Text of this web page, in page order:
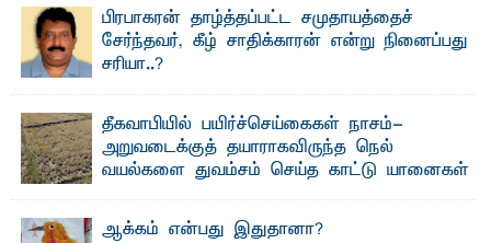
பாண்டிருப்பு ...பிரபாகரன் தாழ்த்தப்பட்ட சமுதாயத்தைச்
சேர்ந்தவர், கீழ் சாதிக்காரன் என்று நினைப்பது
சரியா..?
தீகவாபியில் பயிர்ச்செய்கைகள் நாசம்-
அறுவடைக்குத் தயாராகவிருந்த நெல்
வயல்களை துவம்சம் செய்த காட்டு யானைகள்
காணப்பட்ட பல ...ஆக்கம் என்பது இதுதானா?